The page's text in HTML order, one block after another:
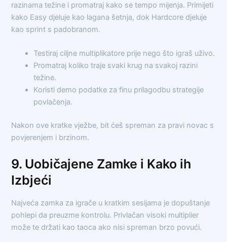
razinama težine i promatraj kako se tempo mijenja. Primijeti
kako Easy djeluje kao lagana šetnja, dok Hardcore djeluje
kao sprint s padobranom.
Testiraj ciljne multiplikatore prije nego što igraš uživo.
Promatraj koliko traje svaki krug na svakoj razini
težine.
Koristi demo podatke za finu prilagodbu strategije
povlačenja.
Nakon ove kratke vježbe, bit ćeš spreman za pravi novac s
povjerenjem i brzinom.
9. Uobičajene Zamke i Kako ih
Izbjeći
Najveća zamka za igrače u kratkim sesijama je dopuštanje
pohlepi da preuzme kontrolu. Privlačan visoki multiplier
može te držati kao taoca ako nisi spreman brzo povući.